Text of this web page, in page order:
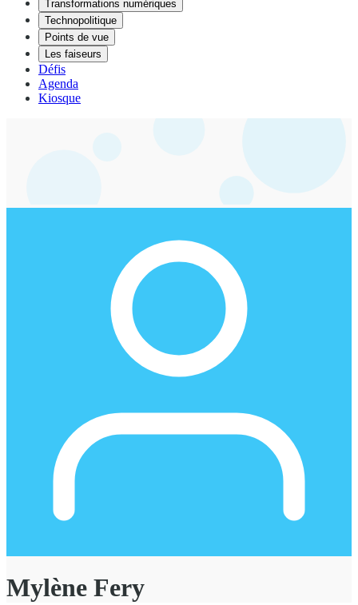
Transformations numériques
Technopolitique
Points de vue
Les faiseurs
Défis
Agenda
Kiosque
Mylène Fery